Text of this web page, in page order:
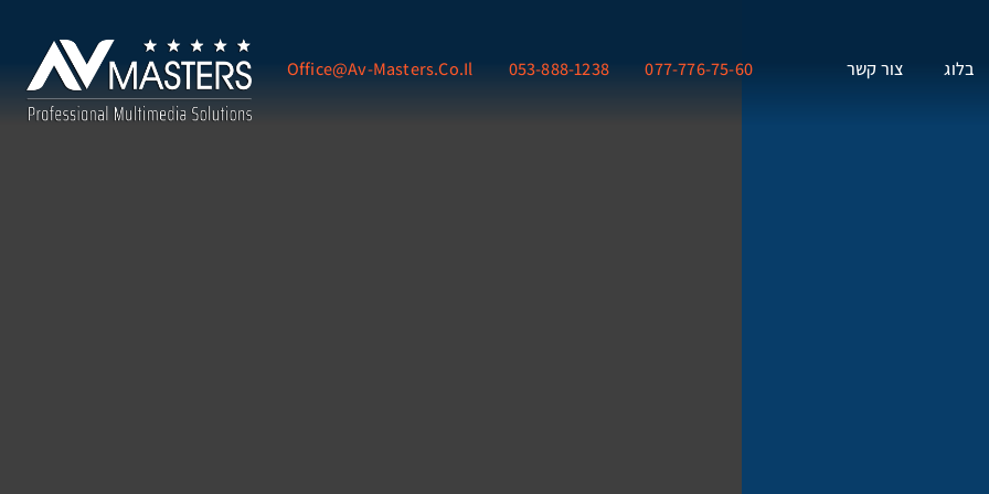
בלוג צור קשר 077-776-75-60
053-888-1238
Office@av-Masters.co.il